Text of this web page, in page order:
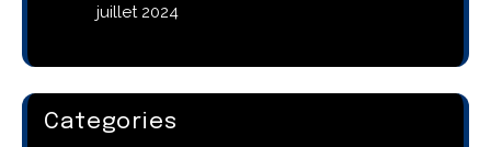
juillet 2024
Categories